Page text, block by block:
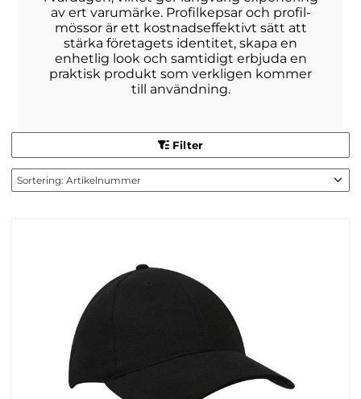
av ert varumärke. Profilkepsar och profil-
mössor är ett kostnadseffektivt sätt att
stärka företagets identitet, skapa en
enhetlig look och samtidigt erbjuda en
praktisk produkt som verkligen kommer
till användning.
Filter